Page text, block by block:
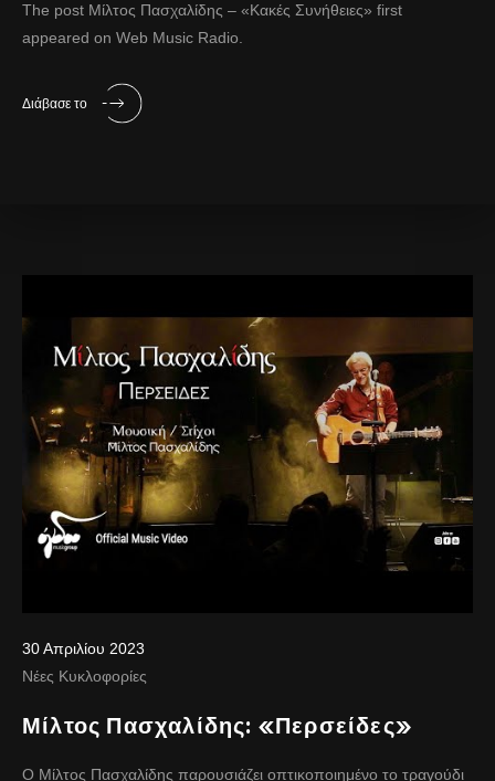
The post Μίλτος Πασχαλίδης – «Κακές Συνήθειες» first
appeared on Web Music Radio.
Διάβασε το
30 Απριλίου 2023
Νέες Κυκλοφορίες
Μίλτος Πασχαλίδης: «Περσείδες»
Ο Μίλτος Πασχαλίδης παρουσιάζει οπτικοποιημένο το τραγούδι